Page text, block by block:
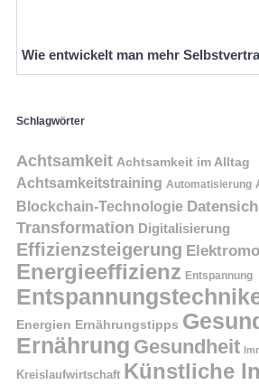
Wie entwickelt man mehr
Schlagwörter
Achtsamkeit Achtsamkeit im Alltag
Achtsamkeitstraining Automatisierung
Blockchain-Technologie
Transformation Digitalisierung
Effizienzsteigerung
Energieeffizienz Entspannung
Energien Ernährungstipps
Ernährung Gesundheit
Kreislaufwirtschaft Künstliche